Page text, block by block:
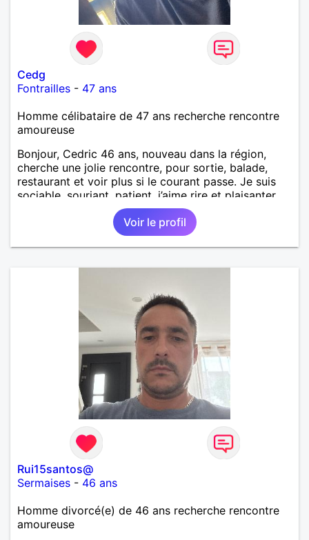
qu’impatient. J’essaye de faire des efforts. Rien de
bien dramatique ! Du moins je le pense……Je suis un
homme facile à vivre. À vous si vous le souhaitez,
d’apprendre à me connaître davantage. J’en serai
ravi….A très bientôt je l’espère.
Cedg
Fontrailles - 47 ans
Homme célibataire de 47 ans recherche rencontre
amoureuse
Bonjour, Cedric 46 ans, nouveau dans la région,
cherche une jolie rencontre, pour sortie, balade,
restaurant et voir plus si le courant passe. Je suis
sociable, souriant, patient, j’aime rire et plaisanter..
Voir le profil
Rui15santos@
Sermaises - 46 ans
Homme divorcé(e) de 46 ans recherche rencontre
amoureuse